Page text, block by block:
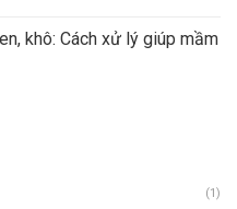
khô: Cách xử lý giúp mầm
(1)